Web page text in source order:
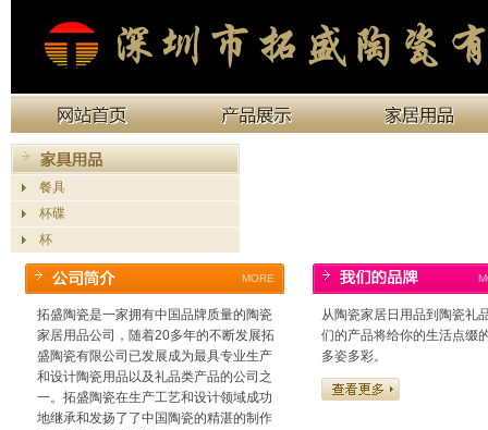
餐具
杯碟
杯
MORE
拓盛陶瓷是一家拥有中国品牌质量的陶瓷
家居用品公司，随着20多年的不断发展拓
盛陶瓷有限公司已发展成为最具专业生产
和设计陶瓷用品以及礼品类产品的公司之
一。拓盛陶瓷在生产工艺和设计领域成功
地继承和发扬了了中国陶瓷的精湛的制作
从陶瓷家居日用品到陶瓷礼
们的产品将给你的生活点缀
多姿多彩。